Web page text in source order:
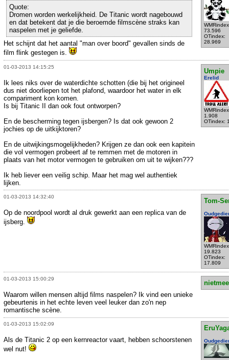
73.596
OTindex:
28.969
Quote:
Dromen worden werkelijkheid. De Titanic wordt nagebouwd
en dat betekent dat je die beroemde filmscène straks kan
naspelen met je geliefde.
Het schijnt dat het aantal "man over boord" gevallen sinds de
film flink gestegen is.
01-03-2013 14:15:25
Umpie
Erelid
1.908
OTindex:
Ik lees niks over de waterdichte schotten (die bij het origineel
dus niet doorliepen tot het plafond, waardoor het water in elk
compariment kon komen.
Is bij Titanic II dan ook fout ontworpen?
En de bescherming tegen ijsbergen? Is dat ook gewoon 2
jochies op de uitkijktoren?
En de uitwijkingsmogelijkheden? Krijgen ze dan ook een kapitein
die vol vermogen probeert af te remmen met de motoren in
plaats van het motor vermogen te gebruiken om uit te wijken???
Ik heb liever een veilig schip. Maar het mag wel authentiek
lijken.
01-03-2013 14:32:40
Tom-
19.823
OTindex:
17.809
Op de noordpool wordt al druk gewerkt aan een replica van de
ijsberg.
01-03-2013 15:00:29
Waarom willen mensen altijd films naspelen? Ik vind een unieke
gebeurtenis in het echte leven veel leuker dan zo'n nep
romantische scène.
01-03-2013 15:02:09
Als de Titanic 2 op een kernreactor vaart, hebben schoorstenen
wel nut!